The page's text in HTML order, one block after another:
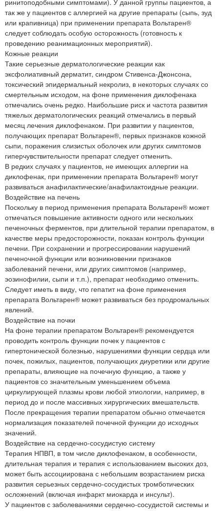
ринитоподобными симптомами). У данной группы пациентов, а
так же у пациентов с аллергией на другие препараты (сыпь, зуд
или крапивница) при применении препарата Вольтарен®
следует соблюдать особую осторожность (готовность к
проведению реанимационных мероприятий).
Кожные реакции
Такие серьезные дерматологические реакции как
эксфолиативный дерматит, синдром Стивенса-Джонсона,
токсический эпидермальный некролиз, в некоторых случаях со
смертельным исходом, на фоне применения диклофенака
отмечались очень редко. Наибольшие риск и частота развития
тяжелых дерматологических реакций отмечались в первый
месяц лечения диклофенаком. При развитии у пациентов,
получающих препарат Вольтарен®, первых признаков кожной
сыпи, поражения слизистых оболочек или других симптомов
гиперчувствительности препарат следует отменить.
В редких случаях у пациентов, не имеющих аллергии на
диклофенак, при применении препарата Вольтарен® могут
развиваться анафилактические/анафилактоидные реакции.
Воздействие на печень
Поскольку в период применения препарата Вольтарен® может
отмечаться повышение активности одного или нескольких
печеночных ферментов, при длительной терапии препаратом, в
качестве меры предосторожности, показан контроль функции
печени. При сохранении и прогрессировании нарушений
печеночной функции или возникновении признаков
заболеваний печени, или других симптомов (например,
эозинофилии, сыпи и т.п.), препарат необходимо отменить.
Следует иметь в виду, что гепатит на фоне применения
препарата Вольтарен® может развиваться без продромальных
явлений.
Воздействие на почки
На фоне терапии препаратом Вольтарен® рекомендуется
проводить контроль функции почек у пациентов с
гипертонической болезнью, нарушениями функции сердца или
почек, пожилых, пациентов, получающих диуретики или другие
препараты, влияющие на почечную функцию, а также у
пациентов со значительным уменьшением объема
циркулирующей плазмы крови любой этиологии, например, в
период до и после массивных хирургических вмешательств.
После прекращения терапии препаратом обычно отмечается
нормализация показателей почечной функции до исходных
значений.
Воздействие на сердечно-сосудистую систему
Терапия НПВП, в том числе диклофенаком, в особенности,
длительная терапия и терапия с использованием высоких доз,
может быть ассоциирована с небольшим возрастанием риска
развития серьезных сердечно-сосудистых тромботических
осложнений (включая инфаркт миокарда и инсульт).
У пациентов с заболеваниями сердечно-сосудистой системы и